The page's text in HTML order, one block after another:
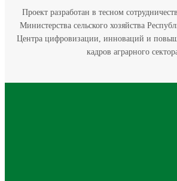
Проект разработан в тесном
Министерства сельского хозяйства
Центра цифровизации, инноваций и
кадров аграрного